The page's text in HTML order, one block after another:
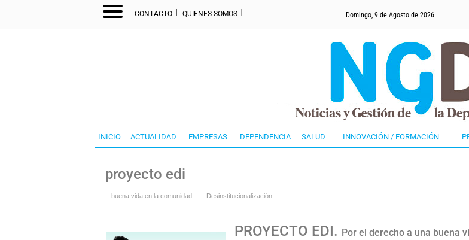
CONTACTO I QUIENES SOMOS I Domingo, 9 de Agosto de 2026
INICIO ACTUALIDAD EMPRESAS DEPENDENCIA SALUD INNOVACIÓN / FORMACIÓN
proyecto edi
buena vida en la comunidad Desinstitucionalización
PROYECTO EDI. Por el derecho a una buena